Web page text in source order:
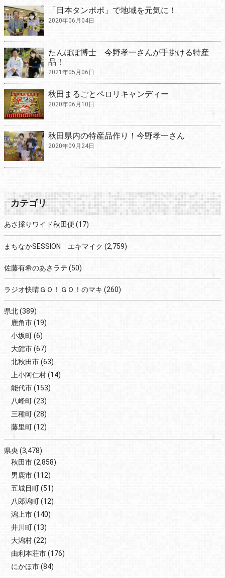
「日本タンポポ」で地域を元気に！
2020年06月04日
たんぽぽ博士 今野孝一さんが手掛ける特産
品！
2021年05月06日
秋田まるごとペロリキャンディー
2020年06月10日
秋田県内の特産品作り！今野孝一さん
2020年09月24日
カテゴリ
あさ採りワイド秋田便 (17)
まちなかSESSION エキマイク (2,759)
佐藤有希のあさラテ (50)
ラジオ快晴ＧＯ！ＧＯ！のマキ (260)
県北(389)
鹿角市(19)
小坂町(6)
大館市(67)
北秋田市(63)
上小阿仁村(14)
能代市(153)
八峰町(23)
三種町(28)
藤里町(12)
県央(3,478)
秋田市(2,858)
男鹿市(112)
五城目町(51)
八郎潟町(12)
潟上市(140)
井川町(13)
大潟村(22)
由利本荘市(176)
にかほ市(84)